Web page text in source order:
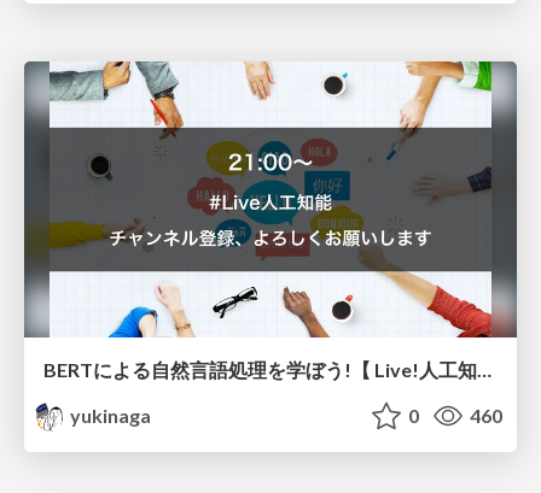
BERTによる自然言語処理を学ぼう!【 Live!人工知能 #26】 #Live人工知能
yukinaga
0 460